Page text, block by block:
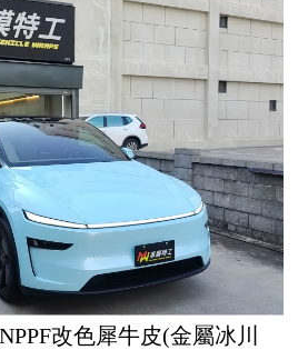
改色犀牛皮(金屬冰川